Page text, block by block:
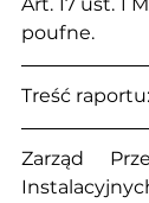
poufne.
Treść raportu:
Zarząd